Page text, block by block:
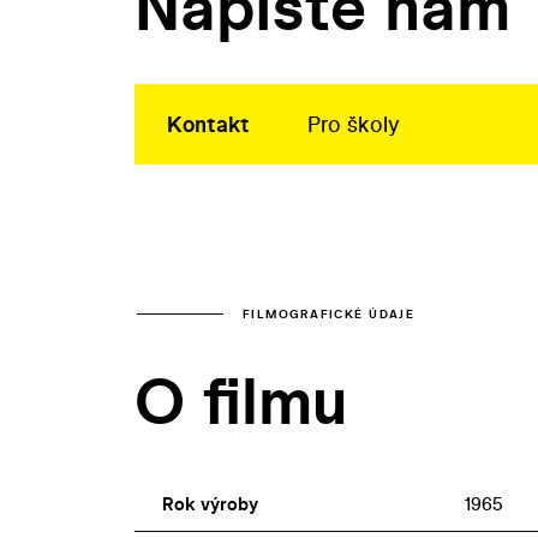
Kontakt Pro školy
FILMOGRAFICKÉ ÚDAJE
O filmu
Rok výroby 1965